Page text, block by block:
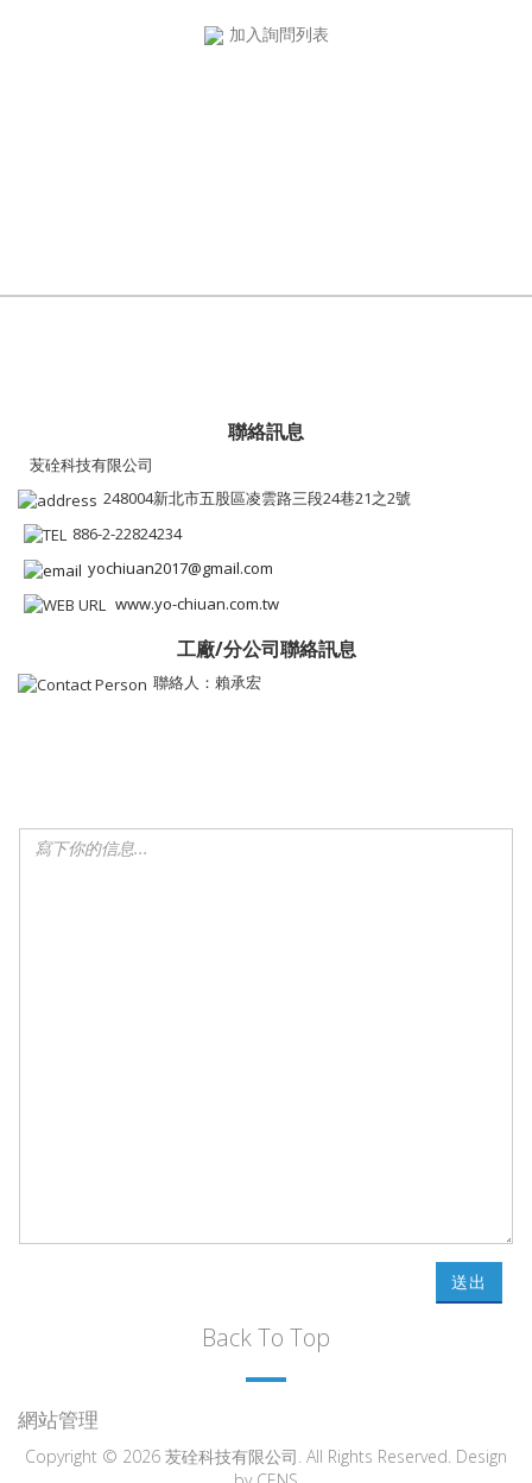
加入詢問列表
聯絡訊息
苃硂科技有限公司
248004新北市五股區凌雲路三段24巷21之2號
886-2-22824234
yochiuan2017@gmail.com
www.yo-chiuan.com.tw
工廠/分公司聯絡訊息
聯絡人：賴承宏
送出
Back To Top
網站管理
Copyright © 2026 苃硂科技有限公司. All Rights Reserved. Design